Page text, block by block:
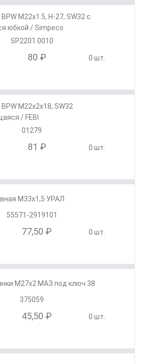
BPW М22х1.5, H-27, SW32 с
юбкой / Simpeco
SP2201.0010
80 ₽ 0 шт.
BPW М22х2х18, SW32
/ FEBI
01279
81 ₽ 0 шт.
М33х1,5 УРАЛ
55571-2919101
77,50 ₽ 0 шт.
М27х2 МАЗ под ключ 38
375059
45,50 ₽ 0 шт.